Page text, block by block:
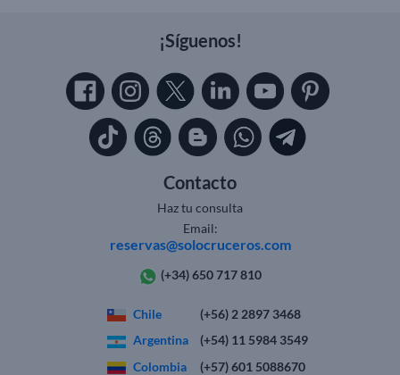
¡Síguenos!
Contacto
Haz tu consulta
Email:
reservas@solocruceros.com
(+34) 650 717 810
Chile
(+56) 2 2897 3468
Argentina
(+54) 11 5984 3549
Colombia
(+57) 601 5088670